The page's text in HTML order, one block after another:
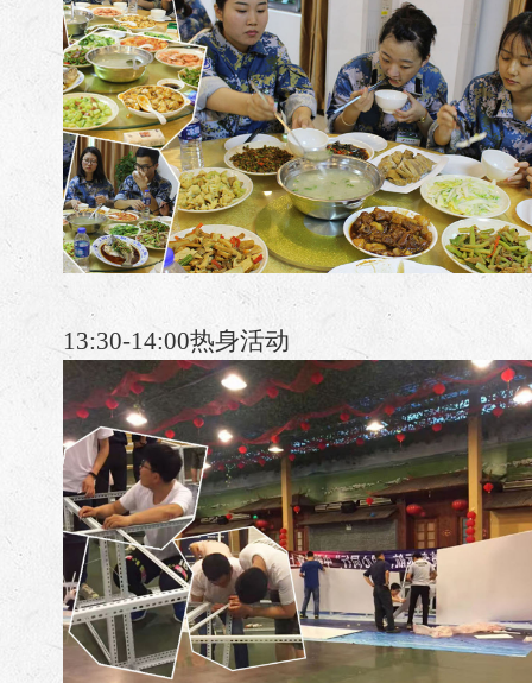
13:30-14:00热身活动